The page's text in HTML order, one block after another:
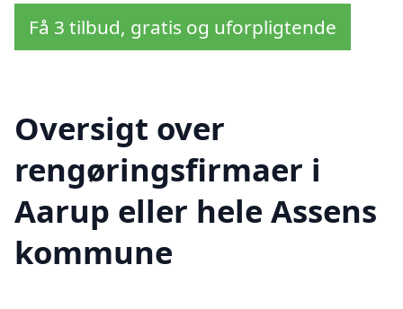
Få 3 tilbud, gratis og uforpligtende
Oversigt over
rengøringsfirmaer i
Aarup eller hele Assens
kommune